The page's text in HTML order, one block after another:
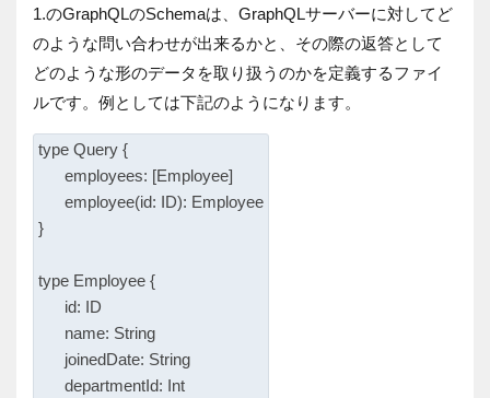
1.のGraphQLのSchemaは、GraphQLサーバーに対してど
のような問い合わせが出来るかと、その際の返答として
どのような形のデータを取り扱うのかを定義するファイ
ルです。例としては下記のようになります。
type Query {
      employees: [Employee]
      employee(id: ID): Employee
}
type Employee {
      id: ID
      name: String
      joinedDate: String
      departmentId: Int